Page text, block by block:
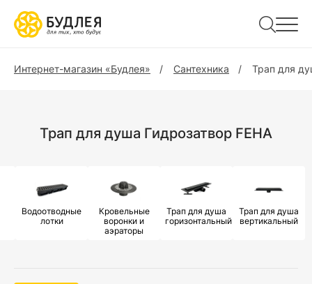
Интернет-магазин «Будлея» Сантехника Трап для
Трап для душа Гидрозатвор FEHA
Водоотводные
лотки
Кровельные
воронки и
аэраторы
Трап для душа
горизонтальный
Трап для душа
вертикальный